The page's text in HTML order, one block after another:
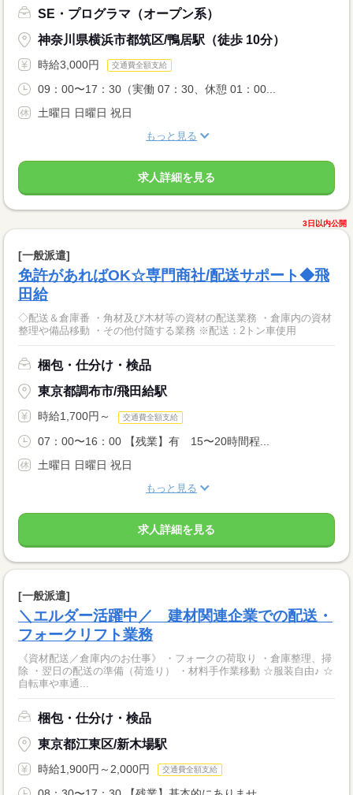
SE・プログラマ（オープン系）
神奈川県横浜市都筑区/鴨居駅（徒歩 10分）
時給3,000円 交通費全額支給
09：00〜17：30（実働 07：30、休憩 01：00...
土曜日 日曜日 祝日
もっと見る
求人詳細を見る
3日以内公開
[一般派遣]
免許があればOK☆専門商社/配送サポート◆飛
田給
◇配送＆倉庫番 ・角材及び木材等の資材の配送業務 ・倉庫内の資材
整理や備品移動 ・その他付随する業務 ※配送：2トン車使用
梱包・仕分け・検品
東京都調布市/飛田給駅
時給1,700円～ 交通費全額支給
07：00〜16：00 【残業】有 15〜20時間程...
土曜日 日曜日 祝日
もっと見る
求人詳細を見る
[一般派遣]
＼エルダー活躍中／ 建材関連企業での配送・
フォークリフト業務
《資材配送／倉庫内のお仕事》 ・フォークの荷取り ・倉庫整理、掃
除 ・翌日の配送の準備（荷造り） ・材料手作業移動 ☆服装自由♪ ☆
自転車や車通...
梱包・仕分け・検品
東京都江東区/新木場駅
時給1,900円～2,000円 交通費全額支給